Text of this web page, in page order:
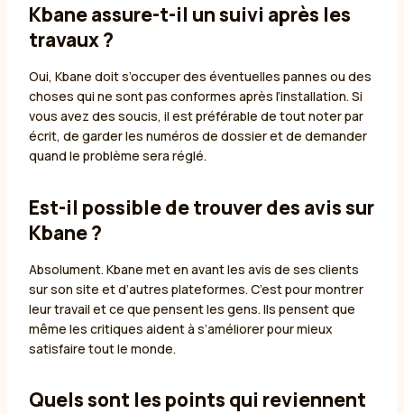
Kbane assure-t-il un suivi après les
travaux ?
Oui, Kbane doit s’occuper des éventuelles pannes ou des
choses qui ne sont pas conformes après l’installation. Si
vous avez des soucis, il est préférable de tout noter par
écrit, de garder les numéros de dossier et de demander
quand le problème sera réglé.
Est-il possible de trouver des avis sur
Kbane ?
Absolument. Kbane met en avant les avis de ses clients
sur son site et d’autres plateformes. C’est pour montrer
leur travail et ce que pensent les gens. Ils pensent que
même les critiques aident à s’améliorer pour mieux
satisfaire tout le monde.
Quels sont les points qui reviennent